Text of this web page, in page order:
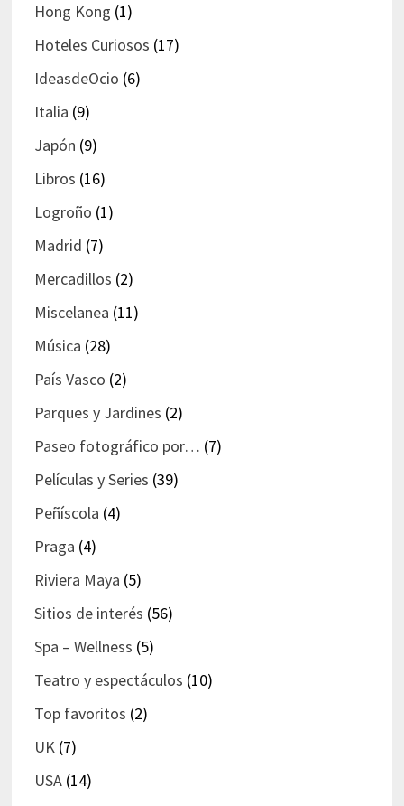
Hong Kong (1)
Hoteles Curiosos (17)
IdeasdeOcio (6)
Italia (9)
Japón (9)
Libros (16)
Logroño (1)
Madrid (7)
Mercadillos (2)
Miscelanea (11)
Música (28)
País Vasco (2)
Parques y Jardines (2)
Paseo fotográfico por… (7)
Películas y Series (39)
Peñíscola (4)
Praga (4)
Riviera Maya (5)
Sitios de interés (56)
Spa – Wellness (5)
Teatro y espectáculos (10)
Top favoritos (2)
UK(7)
USA(14)